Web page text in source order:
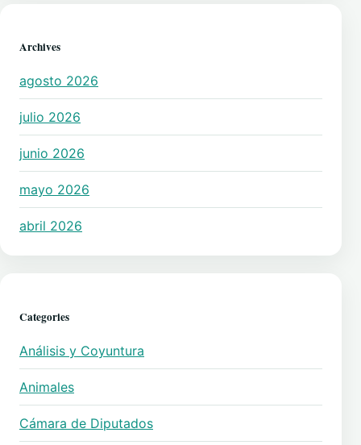
Archives
agosto 2026
julio 2026
junio 2026
mayo 2026
abril 2026
Categories
Análisis y Coyuntura
Animales
Cámara de Diputados